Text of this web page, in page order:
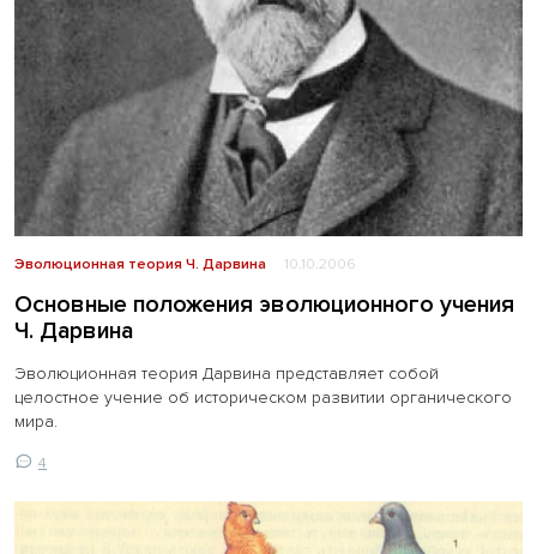
Эволюционная теория Ч. Дарвина 10.10.2006
Основные положения эволюционного учения
Ч. Дарвина
Эволюционная теория Дарвина представляет собой
целостное учение об историческом развитии органического
мира.
4